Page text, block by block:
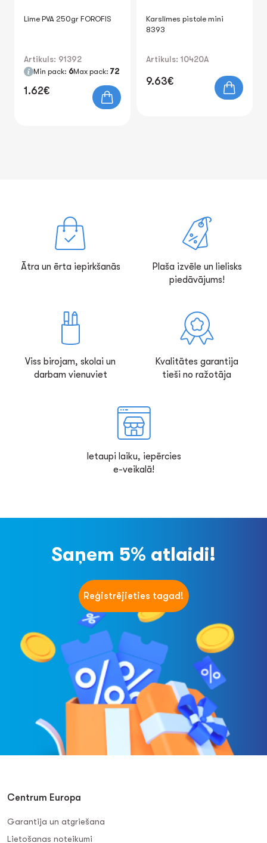
Līme PVA 250gr FOROFIS
Artikuls: 91392
Min pack: 6Max pack: 72
1.62€
Karslīmes pistole mini
8393
Artikuls: 10420A
9.63€
Ātra un ērta iepirkšanās
Plaša izvēle un lielisks
piedāvājums!
Viss birojam, skolai un
darbam vienuviet
Kvalitātes garantija
tieši no ražotāja
Ietaupi laiku, iepērcies
e-veikalā!
Saņem 5% atlaidi!
Reģistrējieties tagad!
Centrum Europa
Garantija un atgriešana
Lietošanas noteikumi